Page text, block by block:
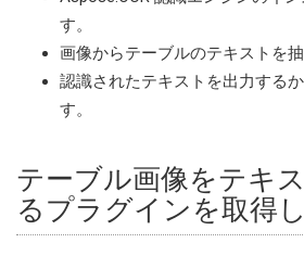
す。
画像からテーブルのテキストを抽
認識されたテキストを出力する
す。
テーブル画像をテキ
るプラグインを取得し